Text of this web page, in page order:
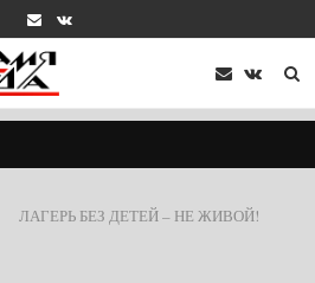
ЛАГЕРЬ БЕЗ ДЕТЕЙ – НЕ ЖИВОЙ!